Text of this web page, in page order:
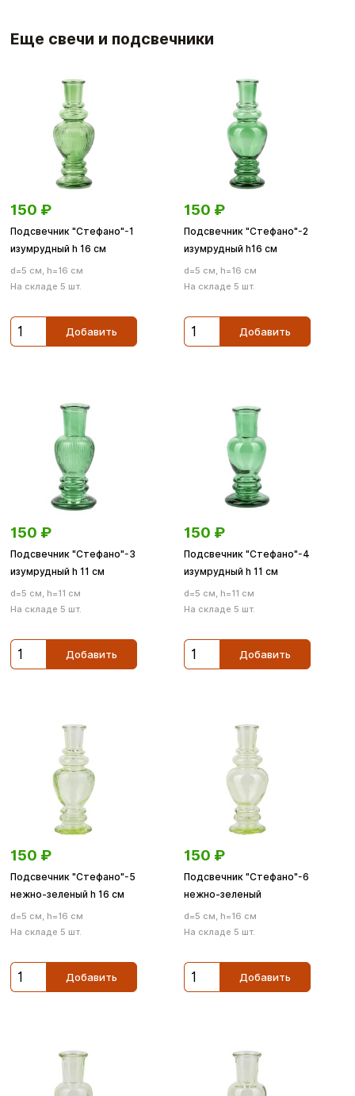
Еще свечи и подсвечники
150 ₽
Подсвечник "Стефано"-1
изумрудный h 16 см
d=5 см, h=16 см
На складе 5 шт.
Добавить
150 ₽
Подсвечник "Стефано"-2
изумрудный h16 см
d=5 см, h=16 см
На складе 5 шт.
Добавить
150 ₽
Подсвечник "Стефано"-3
изумрудный h 11 cм
d=5 см, h=11 см
На складе 5 шт.
Добавить
150 ₽
Подсвечник "Стефано"-4
изумрудный h 11 см
d=5 см, h=11 см
На складе 5 шт.
Добавить
150 ₽
Подсвечник "Стефано"-5
нежно-зеленый h 16 см
d=5 см, h=16 см
На складе 5 шт.
Добавить
150 ₽
Подсвечник "Стефано"-6
нежно-зеленый
d=5 см, h=16 см
На складе 5 шт.
Добавить